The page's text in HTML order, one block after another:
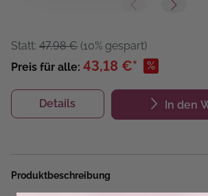
Statt: 47,98 € (10% gespart)
Preis für alle: 43,18 €* %
Details In den
Produktbeschreibung